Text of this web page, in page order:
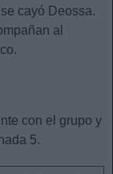
cayó Deossa.
al
con el grupo y
5.